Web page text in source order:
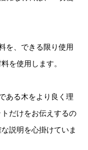
を、できる限り使用
を使用します。
ある木をより良く理
だけをお伝えするの
説明を心掛けていま